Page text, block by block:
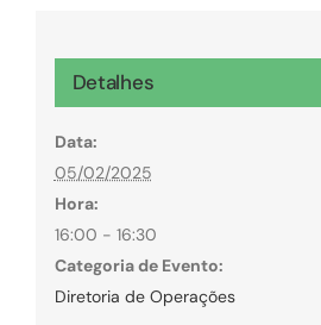
Detalhes
Data:
05/02/2025
Hora:
16:00 - 16:30
Categoria de Evento:
Diretoria de Operações